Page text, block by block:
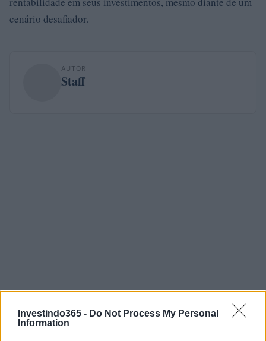
Investindo365 - Do Not Process My Personal
Information
cenário desafiador.
AUTOR
Staff